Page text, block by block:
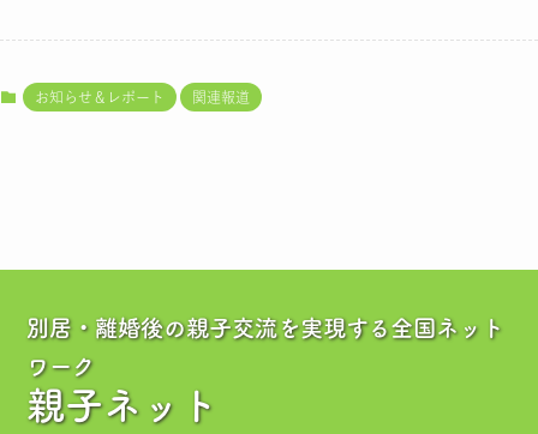
お知らせ＆レポート 関連報道
別居・離婚後の親子交流を実現する全国ネット
ワーク
親子ネット